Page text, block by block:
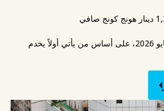
15 مايو 2026، على أساس من يأتي أولاً يخدم